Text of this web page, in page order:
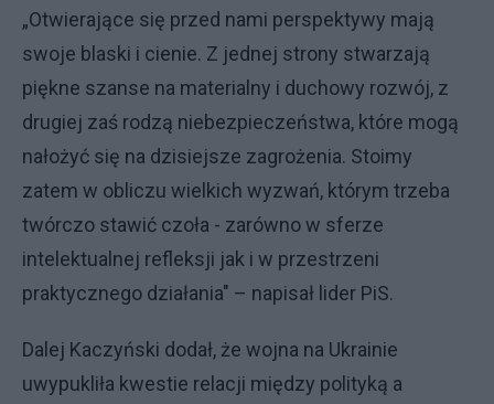
„Otwierające się przed nami perspektywy mają
swoje blaski i cienie. Z jednej strony stwarzają
piękne szanse na materialny i duchowy rozwój, z
drugiej zaś rodzą niebezpieczeństwa, które mogą
nałożyć się na dzisiejsze zagrożenia. Stoimy
zatem w obliczu wielkich wyzwań, którym trzeba
twórczo stawić czoła - zarówno w sferze
intelektualnej refleksji jak i w przestrzeni
praktycznego działania" – napisał lider PiS.
Dalej Kaczyński dodał, że wojna na Ukrainie
uwypukliła kwestie relacji między polityką a